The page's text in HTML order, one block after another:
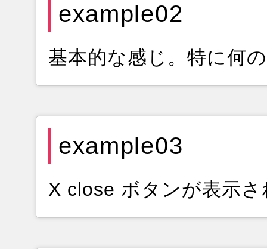
example02
基本的な感じ。特に何
example03
X close ボタンが表示